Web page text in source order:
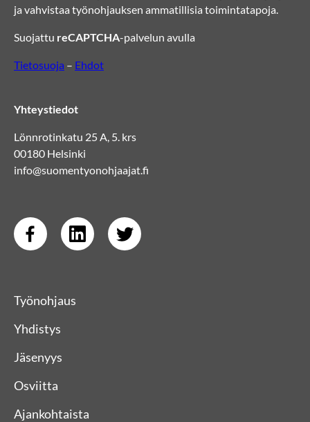
ja vahvistaa työnohjauksen ammatillisia toimintatapoja.
Suojattu reCAPTCHA-palvelun avulla
Tietosuoja – Ehdot
Yhteystiedot
Lönnrotinkatu 25 A, 5. krs
00180 Helsinki
info@suomentyonohjaajat.fi
Työnohjaus
Yhdistys
Jäsenyys
Osviitta
Ajankohtaista